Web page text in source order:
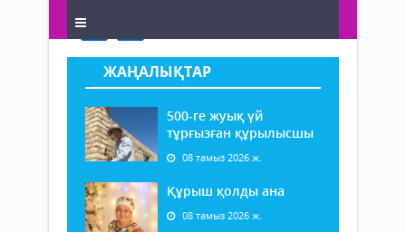
ЖАҢАЛЫҚТАР
500-ге жуық үй
тұрғызған құрылысшы
08 тамыз 2026 ж.
Құрыш қолды ана
08 тамыз 2026 ж.